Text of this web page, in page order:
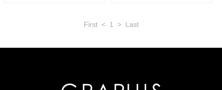
First < 1 > Last